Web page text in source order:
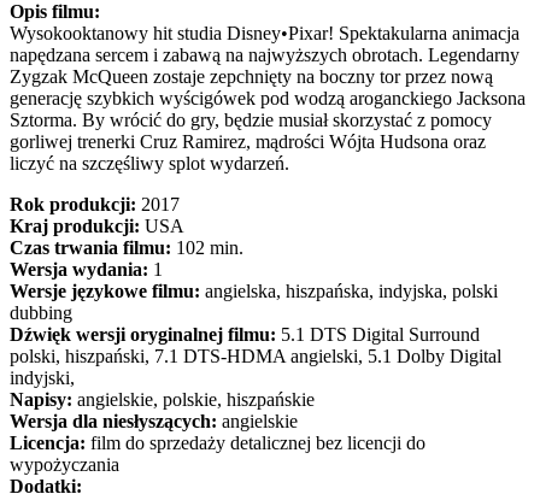
Opis filmu:
Wysokooktanowy hit studia Disney•Pixar! Spektakularna animacja
napędzana sercem i zabawą na najwyższych obrotach. Legendarny
Zygzak McQueen zostaje zepchnięty na boczny tor przez nową
generację szybkich wyścigówek pod wodzą aroganckiego Jacksona
Sztorma. By wrócić do gry, będzie musiał skorzystać z pomocy
gorliwej trenerki Cruz Ramirez, mądrości Wójta Hudsona oraz
liczyć na szczęśliwy splot wydarzeń.
Rok produkcji: 2017
Kraj produkcji: USA
Czas trwania filmu: 102 min.
Wersja wydania: 1
Wersje językowe filmu: angielska, hiszpańska, indyjska, polski
dubbing
Dźwięk wersji oryginalnej filmu: 5.1 DTS Digital Surround
polski, hiszpański, 7.1 DTS-HDMA angielski, 5.1 Dolby Digital
indyjski,
Napisy: angielskie, polskie, hiszpańskie
Wersja dla niesłyszących: angielskie
Licencja: film do sprzedaży detalicznej bez licencji do
wypożyczania
Dodatki: